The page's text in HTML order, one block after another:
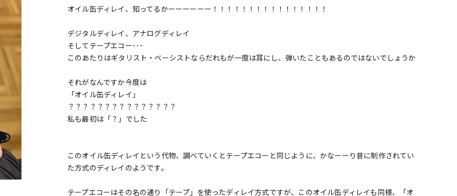
オイル缶ディレイ、知ってるかーーーーーー！！！！！！！！！！！！！！！！
デジタルディレイ、アナログディレイ
そしてテープエコー･･･
このあたりはギタリスト・ベーシストならだれもが一度は耳にし、弾いたこともあるのではないでしょうか
それがなんですか今度は
「オイル缶ディレイ」
？？？？？？？？？？？？？？？
私も最初は「？」でした
このオイル缶ディレイという代物、調べていくとテープエコーと同じように、かなーーり昔に制作されてい
た方式のディレイのようです。
テープエコーはその名の通り「テープ」を使ったディレイ方式ですが、このオイル缶ディレイも同様、「オ